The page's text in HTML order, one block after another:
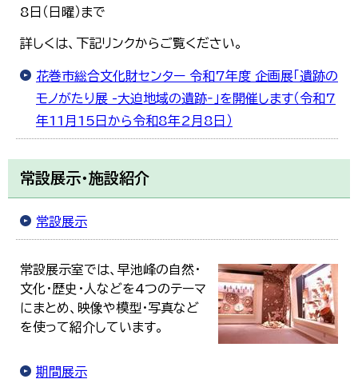
8日（日曜）まで
詳しくは、下記リンクからご覧ください。
花巻市総合文化財センター 令和7年度 企画展「遺跡の
モノがたり展 -大迫地域の遺跡‐」を開催します（令和7
年11月15日から令和8年2月8日）
常設展示・施設紹介
常設展示
常設展示室では、早池峰の自然・
文化・歴史・人などを4つのテーマ
にまとめ、映像や模型・写真など
を使って紹介しています。
期間展示